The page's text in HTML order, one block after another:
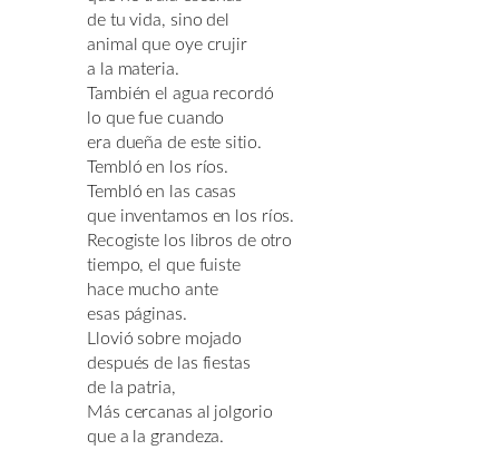
de tu vida, sino del
animal que oye crujir
a la materia.
También el agua recordó
lo que fue cuando
era dueña de este sitio.
Tembló en los ríos.
Tembló en las casas
que inventamos en los ríos.
Recogiste los libros de otro
tiempo, el que fuiste
hace mucho ante
esas páginas.
Llovió sobre mojado
después de las fiestas
de la patria,
Más cercanas al jolgorio
que a la grandeza.